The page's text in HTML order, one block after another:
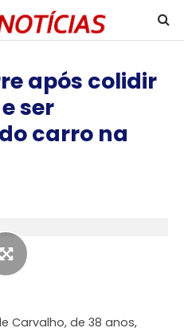
após colidir
ser
carro na
Carvalho, de 38 anos,